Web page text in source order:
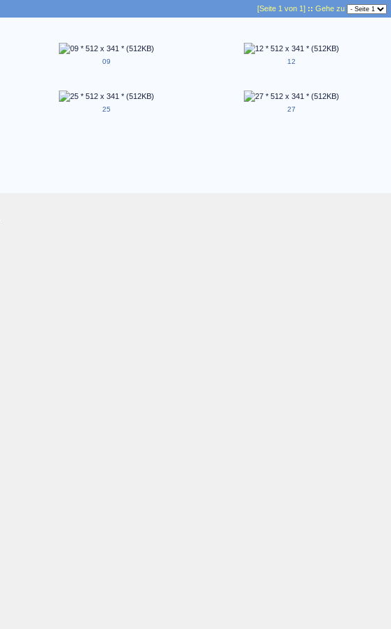
[Seite 1 von 1] :: Gehe zu
09 12
25 27